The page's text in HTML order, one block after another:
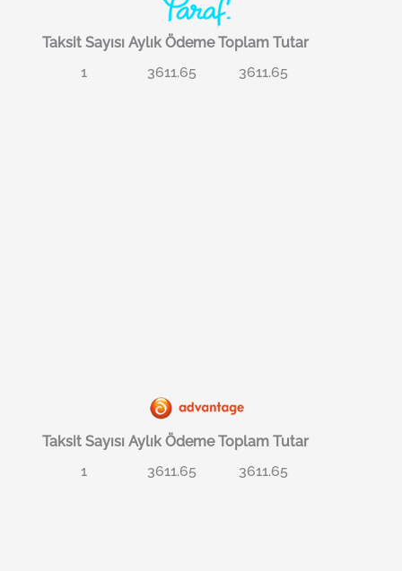
Taksit Sayısı Aylık Ödeme Toplam Tutar
1
3611.65 3611.65
Taksit Sayısı Aylık Ödeme Toplam Tutar
1
3611.65 3611.65